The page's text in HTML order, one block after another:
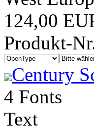
124,00
Produkt-
Century
4 Fonts
Text